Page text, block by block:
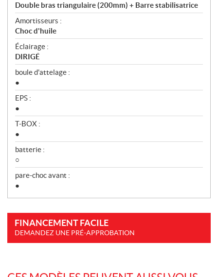
Double bras triangulaire (200mm) + Barre stabilisatrice
Amortisseurs :
Choc d'huile
Éclairage :
DIRIGÉ
boule d'attelage :
●
EPS :
●
T-BOX :
●
batterie :
○
pare-choc avant :
●
FINANCEMENT FACILE
DEMANDEZ UNE PRÉ-APPROBATION